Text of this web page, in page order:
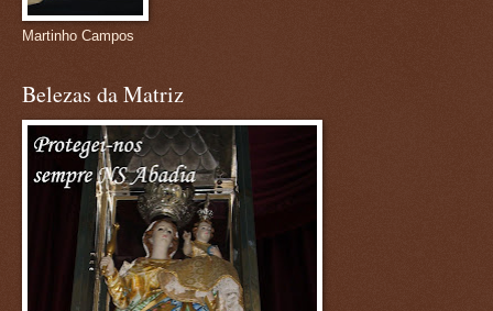
Martinho Campos
Belezas da Matriz